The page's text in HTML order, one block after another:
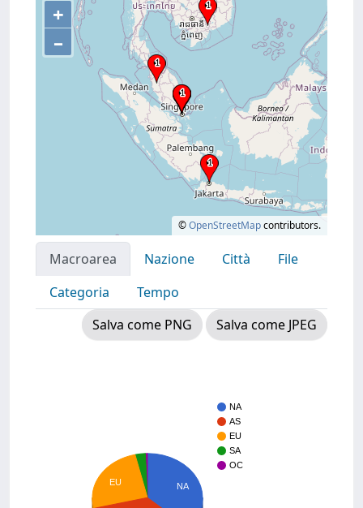
+
–
©OpenStreetMapcontributors.
Macroarea Nazione Città
File
Categoria
Tempo
Salva come PNG
Salva come JPEG
NA
AS
EU
SA
OC
NA
EU